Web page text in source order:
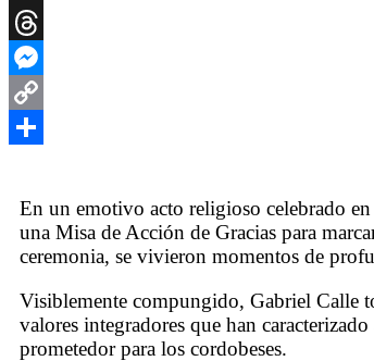
X
Threads
Messenger
Copy
En un emotivo acto religioso celebrado
una Misa de Acción de Gracias para
ceremonia, se vivieron momentos de
Visiblemente compungido, Gabriel Calle
valores integradores que han
prometedor para los cordobeses.